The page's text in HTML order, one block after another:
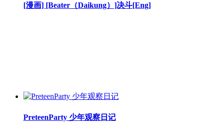
[漫画] [Beater（Daikung）]决斗[Eng]
PreteenParty 少年观察日记